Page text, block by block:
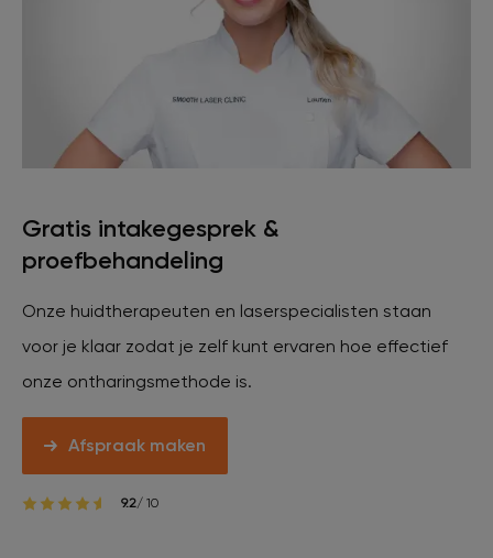
Gratis intakegesprek &
proefbehandeling
Onze huidtherapeuten en laserspecialisten staan
voor je klaar zodat je zelf kunt ervaren hoe effectief
onze ontharingsmethode is.
Afspraak maken
9.2/ 10
Ervaringen
Veelgestelde vragen
Contact
Ontstaansgeschiedenis